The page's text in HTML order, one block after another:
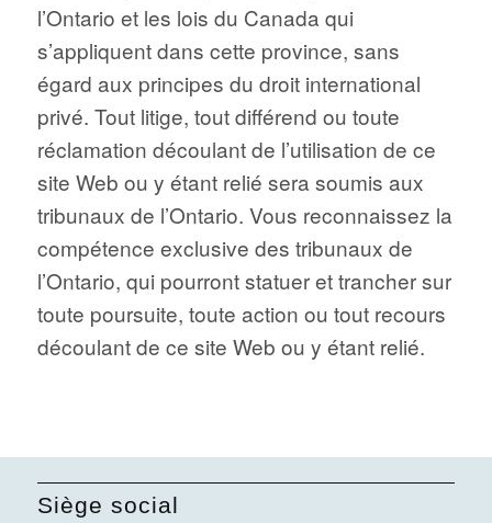
l’Ontario et les lois du Canada qui
s’appliquent dans cette province, sans
égard aux principes du droit international
privé. Tout litige, tout différend ou toute
réclamation découlant de l’utilisation de ce
site Web ou y étant relié sera soumis aux
tribunaux de l’Ontario. Vous reconnaissez la
compétence exclusive des tribunaux de
l’Ontario, qui pourront statuer et trancher sur
toute poursuite, toute action ou tout recours
découlant de ce site Web ou y étant relié.
Siège social